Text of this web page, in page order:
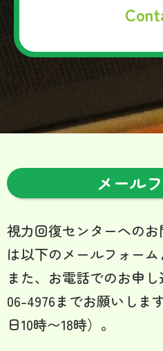
メール
視力回復センターへの
は以下のメールフォーム
また、お電話でのお申
06-4976までお願いしま
日10時〜18時）。